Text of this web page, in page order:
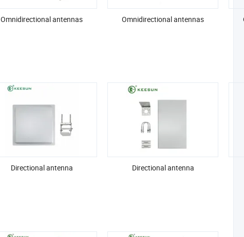
Omnidirectional antennas Omnidirectional antennas
Directional antenna Directional antenna